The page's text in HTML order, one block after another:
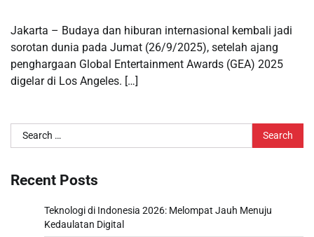
Jakarta – Budaya dan hiburan internasional kembali jadi
sorotan dunia pada Jumat (26/9/2025), setelah ajang
penghargaan Global Entertainment Awards (GEA) 2025
digelar di Los Angeles. […]
Search
for:
Recent Posts
Teknologi di Indonesia 2026: Melompat Jauh Menuju
Kedaulatan Digital